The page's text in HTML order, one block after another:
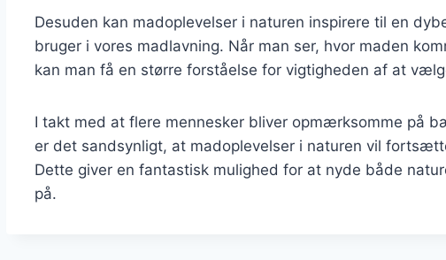
Desuden kan madoplevelser i naturen inspirere til en
bruger i vores madlavning. Når man ser, hvor maden
kan man få en større forståelse for vigtigheden af at
I takt med at flere mennesker bliver opmærksomme på
er det sandsynligt, at madoplevelser i naturen vil
Dette giver en fantastisk mulighed for at nyde både
på.